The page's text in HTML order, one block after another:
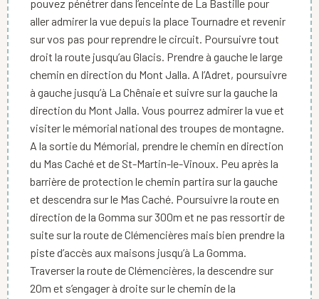
pouvez pénétrer dans l’enceinte de La Bastille pour
aller admirer la vue depuis la place Tournadre et revenir
sur vos pas pour reprendre le circuit. Poursuivre tout
droit la route jusqu’au Glacis. Prendre à gauche le large
chemin en direction du Mont Jalla. A l’Adret, poursuivre
à gauche jusqu’à La Chênaie et suivre sur la gauche la
direction du Mont Jalla. Vous pourrez admirer la vue et
visiter le mémorial national des troupes de montagne.
A la sortie du Mémorial, prendre le chemin en direction
du Mas Caché et de St-Martin-le-Vinoux. Peu après la
barrière de protection le chemin partira sur la gauche
et descendra sur le Mas Caché. Poursuivre la route en
direction de la Gomma sur 300m et ne pas ressortir de
suite sur la route de Clémencières mais bien prendre la
piste d’accès aux maisons jusqu’à La Gomma.
Traverser la route de Clémencières, la descendre sur
20m et s’engager à droite sur le chemin de la